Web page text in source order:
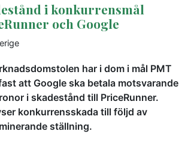
i konkurrensmål
och Google
har i dom i mål PMT
att Google ska betala motsvarande
i skadestånd till PriceRunner.
konkurrensskada till följd av
ställning.